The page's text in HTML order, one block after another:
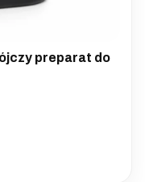
preparat do